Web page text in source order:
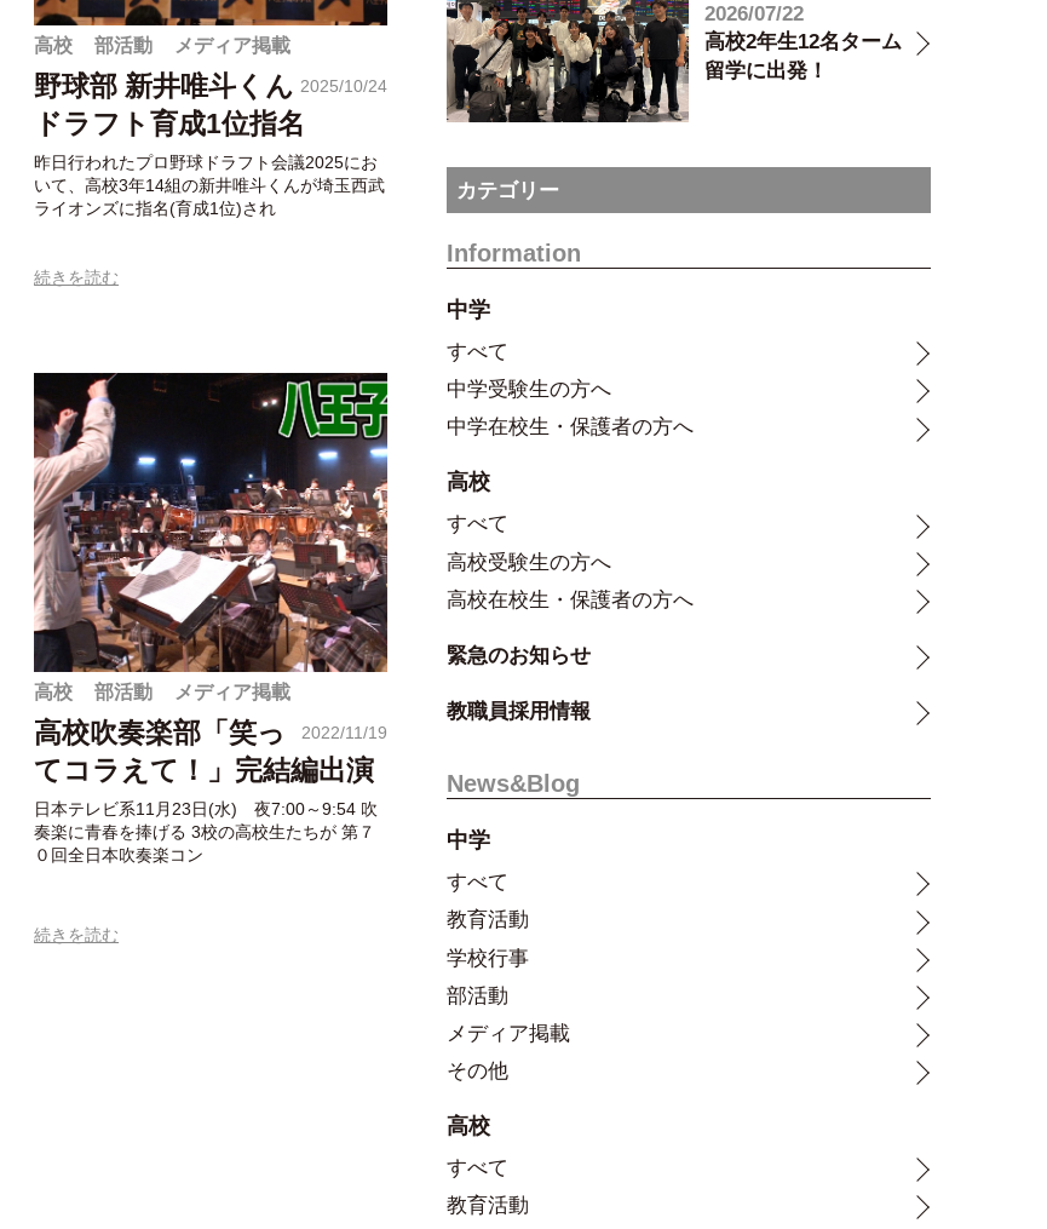
高校 部活動 メディア掲載
2025/10/24
野球部 新井唯斗くん
ドラフト育成1位指名
昨日行われたプロ野球ドラフト会議2025にお
いて、高校3年14組の新井唯斗くんが埼玉西武
ライオンズに指名(育成1位)され
続きを読む
高校 部活動 メディア掲載
2022/11/19
高校吹奏楽部「笑っ
てコラえて！」完結編出演
日本テレビ系11月23日(水) 夜7:00～9:54 吹
奏楽に青春を捧げる 3校の高校生たちが 第７
０回全日本吹奏楽コン
続きを読む
2026/07/22
高校2年生12名ターム
留学に出発！
カテゴリー
Information
中学
すべて
中学受験生の方へ
中学在校生・保護者の方へ
高校
すべて
高校受験生の方へ
高校在校生・保護者の方へ
緊急のお知らせ
教職員採用情報
News&Blog
中学
すべて
教育活動
学校行事
部活動
メディア掲載
その他
高校
すべて
教育活動